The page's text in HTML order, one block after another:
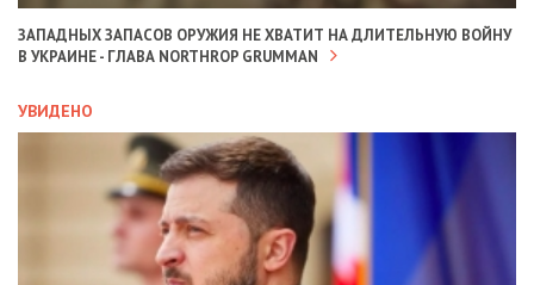
ЗАПАДНЫХ ЗАПАСОВ ОРУЖИЯ НЕ ХВАТИТ НА ДЛИТЕЛЬНУЮ ВОЙНУ
В УКРАИНЕ - ГЛАВА NORTHROP GRUMMAN
УВИДЕНО